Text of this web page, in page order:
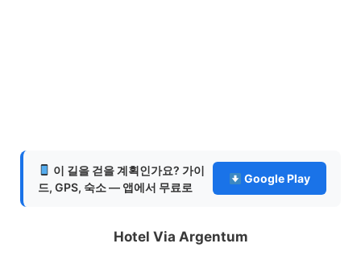
이 길을 걷을 계획인가요? 가이
드, GPS, 숙소 — 앱에서 무료로
Google Play
Hotel Via Argentum